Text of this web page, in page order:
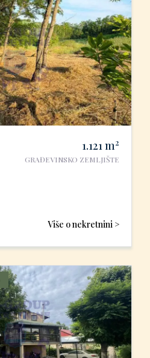
1.121m2
GRAĐEVINSKO ZEMLJIŠTE
Više o nekretnini >